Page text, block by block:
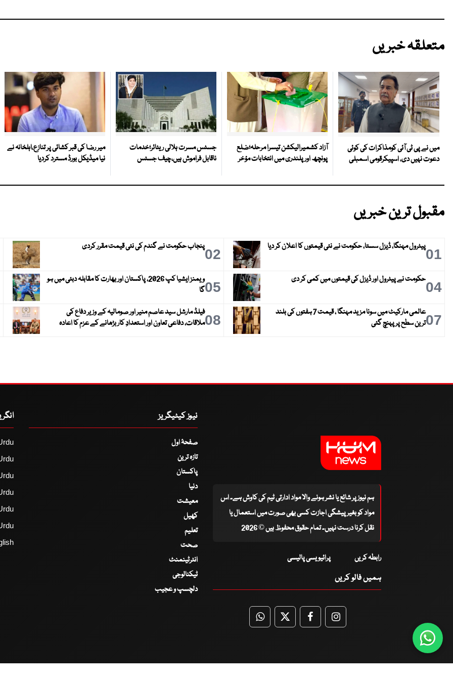
متعلقہ خبریں
میں نے پی ٹی آئی کومذاکرات کی کوئی
دعوت نہیں دی، اسپیکرقومی اسمبلی
آزاد کشمیرالیکشن تیسرا مرحلہ؛ضلع
پونچھ اور پلندری میں انتخابات مؤخر
جسٹس مسرت ہلالی ریٹائر؛خدمات
ناقابل فراموش ہیں،چیف جسٹس
میر رضا کی قبر کشائی پر تنازع،اہلخانہ نے
نیا میڈیکل بورڈ مسترد کردیا
مقبول ترین خبریں
01پیٹرول مہنگا، ڈیزل سستا، حکومت نے نئی قیمتوں کا اعلان کر دیا 02پنجاب حکومت نے گندم کی نئی قیمت مقرر کردی
04حکومت نے پیٹرول اور ڈیزل کی قیمتوں میں کمی کر دی 05
ویمنز ایشیا کپ 2026، پاکستان اور بھارت کا مقابلہ دبئی میں ہو
گا
07
عالمی مارکیٹ میں سونا مزید مہنگا ، قیمت 7 ہفتوں کی بلند
ترین سطح پر پہنچ گئی
08فیلڈ مارشل سید عاصم منیر اور صومالیہ کے وزیر دفاع کی
ملاقات، دفاعی تعاون اور استعدادِ کار بڑھانے کے عزم کا اعادہ
ہم نیوز پر شائع یا نشر ہونے والا مواد ادارتی ٹیم کی کاوش ہے۔ اس
مواد کو بغیر پیشگی اجازت کسی بھی صورت میں استعمال یا
نقل کرنا درست نہیں۔ تمام حقوق محفوظ ہیں © 2026
رابطہ کریں پرائیویسی پالیسی
ہمیں فالو کریں
WhatsApp
TwitterFacebookFacebook
نیوز کیٹیگریز
صفحۂ اول
تازہ ترین
پاکستان
دنیا
معیشت
کھیل
تعلیم
صحت
انٹرٹینمنٹ
ٹیکنالوجی
دلچسپ و عجیب